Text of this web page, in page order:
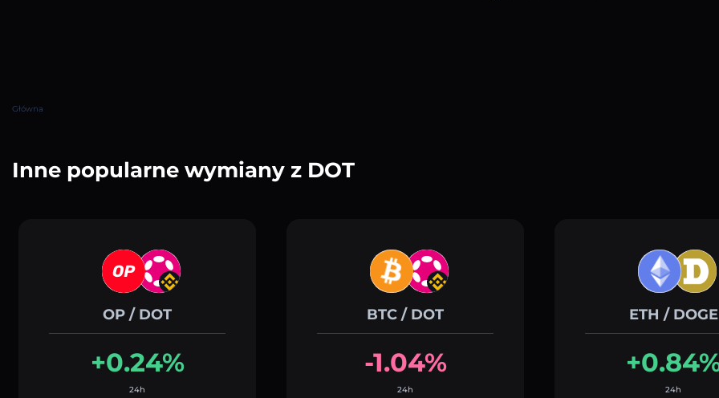
Główna
Inne popularne wymiany z DOT
OP / DOT
+0.24%
24h
BTC / DOT
-1.04%
24h
ETH / DOGE
24h